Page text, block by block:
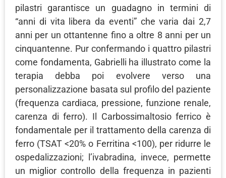
pilastri garantisce un guadagno in termini di
“anni di vita libera da eventi” che varia dai 2,7
anni per un ottantenne fino a oltre 8 anni per un
cinquantenne. Pur confermando i quattro pilastri
come fondamenta, Gabrielli ha illustrato come la
terapia debba poi evolvere verso una
personalizzazione basata sul profilo del paziente
(frequenza cardiaca, pressione, funzione renale,
carenza di ferro). Il Carbossimaltosio ferrico è
fondamentale per il trattamento della carenza di
ferro (TSAT <20% o Ferritina <100), per ridurre le
ospedalizzazioni; l’ivabradina, invece, permette
un miglior controllo della frequenza in pazienti